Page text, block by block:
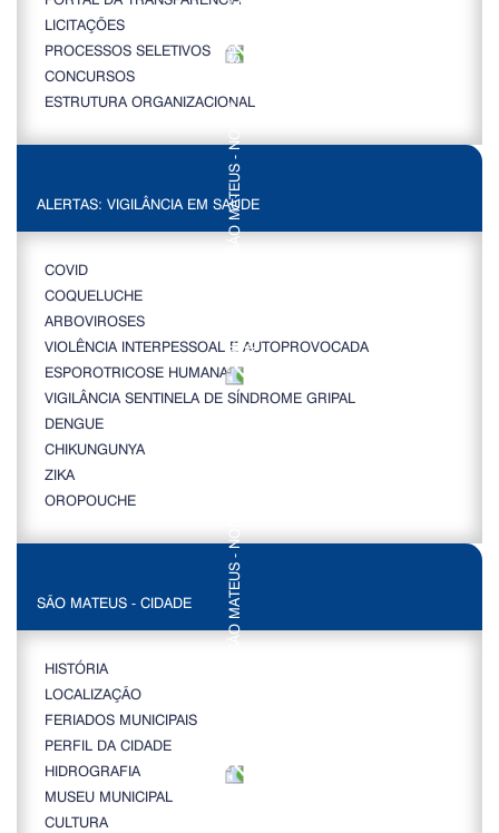
LICITAÇÕES
PROCESSOS SELETIVOS
CONCURSOS
ESTRUTURA ORGANIZACIONAL
ALERTAS: VIGILÂNCIA EM SAÚDE
COVID
COQUELUCHE
ARBOVIROSES
VIOLÊNCIA INTERPESSOAL E AUTOPROVOCADA
ESPOROTRICOSE HUMANA
VIGILÂNCIA SENTINELA DE SÍNDROME GRIPAL
DENGUE
CHIKUNGUNYA
ZIKA
OROPOUCHE
SÃO MATEUS - CIDADE
HISTÓRIA
LOCALIZAÇÃO
FERIADOS MUNICIPAIS
PERFIL DA CIDADE
HIDROGRAFIA
MUSEU MUNICIPAL
CULTURA